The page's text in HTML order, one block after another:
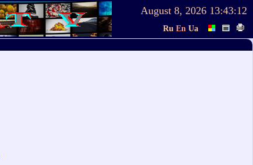
August 8, 2026 13:43:12
Ru En Ua